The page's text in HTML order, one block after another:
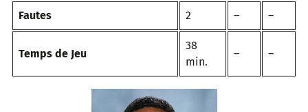
Fautes 2 – –
Temps de Jeu
38
min.
– –